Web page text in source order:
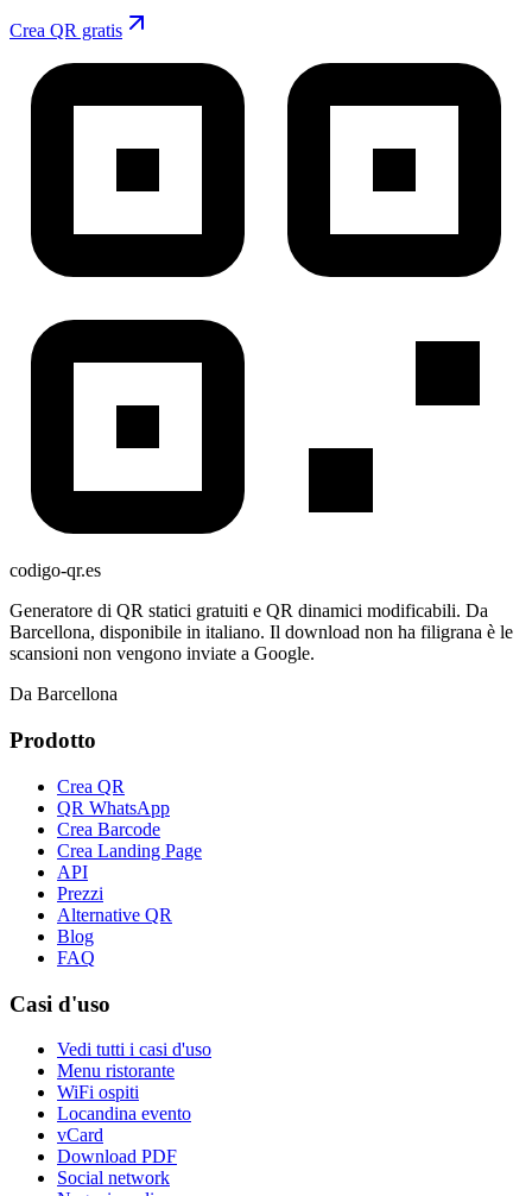
Crea QR gratis
codigo-qr.es
Generatore di QR statici gratuiti e QR dinamici modificabili. Da
Barcellona, disponibile in italiano. Il download non ha filigrana è le
scansioni non vengono inviate a Google.
Da Barcellona
Prodotto
Crea QR
QR WhatsApp
Crea Barcode
Crea Landing Page
API
Prezzi
Alternative QR
Blog
FAQ
Casi d'uso
Vedi tutti i casi d'uso
Menu ristorante
WiFi ospiti
Locandina evento
vCard
Download PDF
Social network